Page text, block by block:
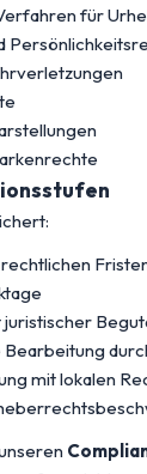
für
mit lokalen